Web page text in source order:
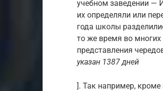
учебном заведении —
их определяли или
года школы
то же время во
представления
указан 1387 дней
]. Так например,